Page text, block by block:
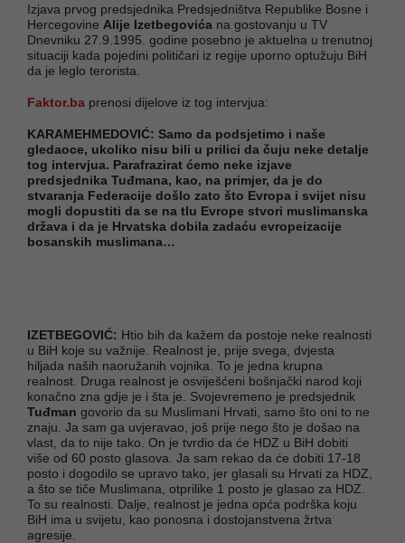
Izjava prvog predsjednika Predsjedništva Republike Bosne i
Hercegovine Alije Izetbegovića na gostovanju u TV
Dnevniku 27.9.1995. godine posebno je aktuelna u trenutnoj
situaciji kada pojedini političari iz regije uporno optužuju BiH
da je leglo terorista.
Faktor.ba prenosi dijelove iz tog intervjua:
KARAMEHMEDOVIĆ: Samo da podsjetimo i naše
gledaoce, ukoliko nisu bili u prilici da čuju neke detalje
tog intervjua. Parafrazirat ćemo neke izjave
predsjednika Tuđmana, kao, na primjer, da je do
stvaranja Federacije došlo zato što Evropa i svijet nisu
mogli dopustiti da se na tlu Evrope stvori muslimanska
država i da je Hrvatska dobila zadaću evropeizacije
bosanskih muslimana…
IZETBEGOVIĆ: Htio bih da kažem da postoje neke realnosti
u BiH koje su važnije. Realnost je, prije svega, dvjesta
hiljada naših naoružanih vojnika. To je jedna krupna
realnost. Druga realnost je osviješćeni bošnjački narod koji
konačno zna gdje je i šta je. Svojevremeno je predsjednik
Tuđman govorio da su Muslimani Hrvati, samo što oni to ne
znaju. Ja sam ga uvjeravao, još prije nego što je došao na
vlast, da to nije tako. On je tvrdio da će HDZ u BiH dobiti
više od 60 posto glasova. Ja sam rekao da će dobiti 17-18
posto i dogodilo se upravo tako, jer glasali su Hrvati za HDZ,
a što se tiče Muslimana, otprilike 1 posto je glasao za HDZ.
To su realnosti. Dalje, realnost je jedna opća podrška koju
BiH ima u svijetu, kao ponosna i dostojanstvena žrtva
agresije.